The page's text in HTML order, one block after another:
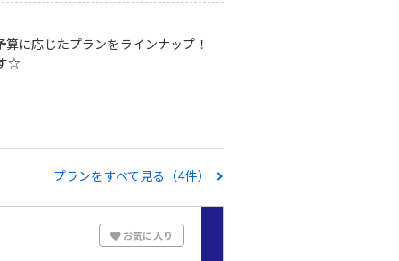
に応じたプランをラインナップ！
☆
プランをすべて見る（4件）
お気に入り